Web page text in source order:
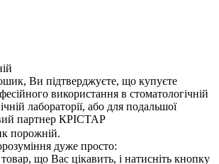
Ви підтверджуєте, що купуєте
використання в стоматологічній
лабораторії, або для подальшої
партнер КРІСТАР
порожній.
дуже просто:
товар, що Вас цікавить, і натисніть кнопку